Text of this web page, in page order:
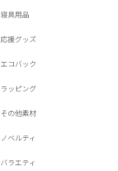
寝具用品
応援グッズ
エコバック
ラッピング
その他素材
ノベルティ
バラエティ